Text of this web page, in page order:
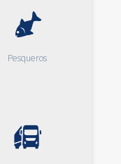
Pesqueros